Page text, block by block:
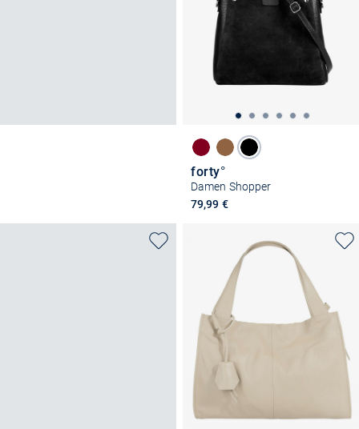
forty°
Damen Shopper
79,99 €